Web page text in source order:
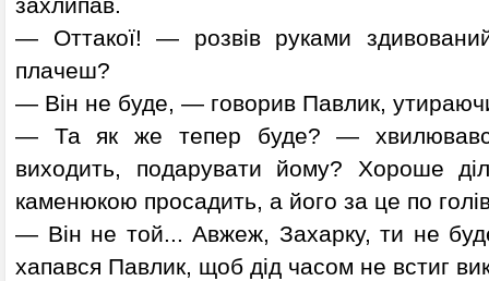
захлипав.
— Оттакої! — розвів руками
плачеш?
— Він не буде, — говорив Павлик,
— Та як же тепер буде? —
виходить, подарувати йому? Хороше
каменюкою просадить, а його за це по
— Він не той... Авжеж, Захарку, ти не
хапався Павлик, щоб дід часом не встиг